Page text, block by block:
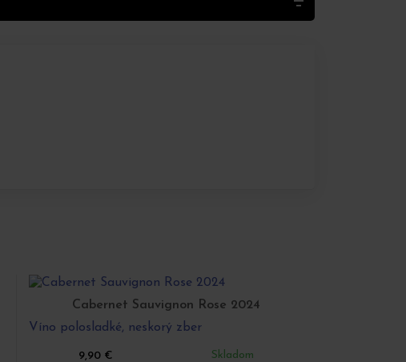
Cabernet Sauvignon Rose 2024
Víno polosladké, neskorý zber
9,90 € Skladom